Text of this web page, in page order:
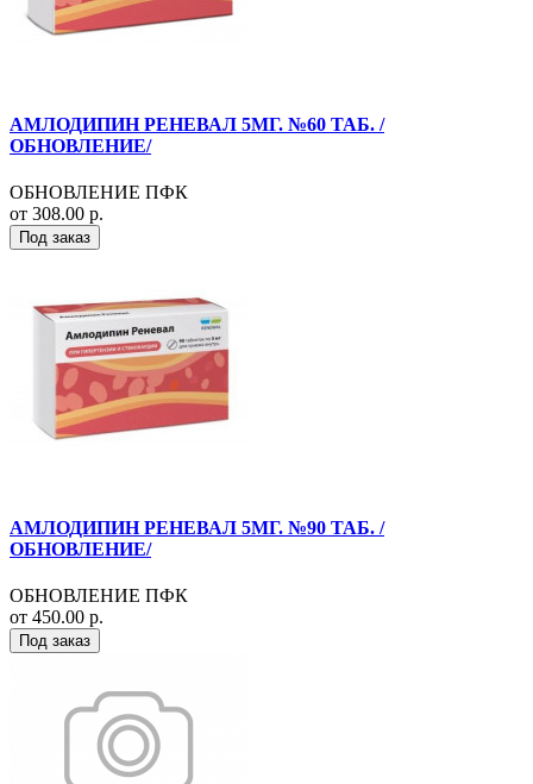
АМЛОДИПИН РЕНЕВАЛ 5МГ. №60 ТАБ. /
ОБНОВЛЕНИЕ/
ОБНОВЛЕНИЕ ПФК
от 308.00 р.
Под заказ
АМЛОДИПИН РЕНЕВАЛ 5МГ. №90 ТАБ. /
ОБНОВЛЕНИЕ/
ОБНОВЛЕНИЕ ПФК
от 450.00 р.
Под заказ